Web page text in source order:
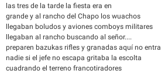
las tres de la tarde la fiesta era en
grande y al rancho del Chapo los wuachos
llegaban boludos y aviones comboys militares
llegaban al rancho buscando al señor....
preparen bazukas rifles y granadas aquí no entra
nadie si el jefe no escapa gritaba la escolta
cuadrando el terreno francotiradores